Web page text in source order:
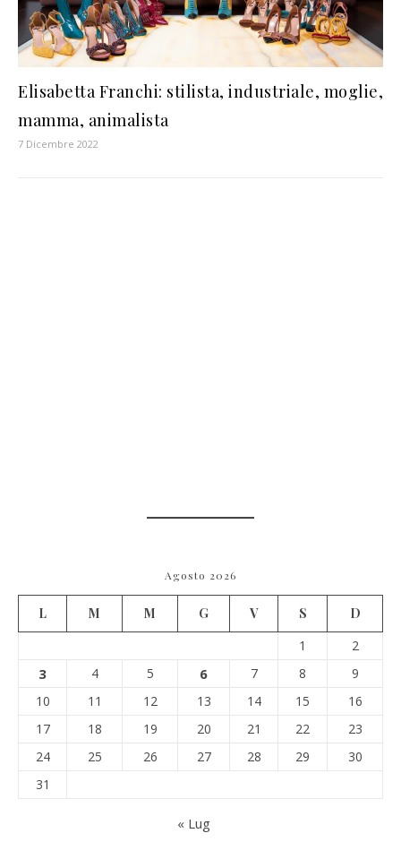
Elisabetta Franchi: stilista, industriale, moglie,
mamma, animalista
7 Dicembre 2022
Agosto 2026
L M M G V S
D
1
2
3 4 5 6 7 8
9
10
11 12 13 14 15
16
17
18 19 20 21 22
23
24
25 26 27 28 29
30
31
« Lug